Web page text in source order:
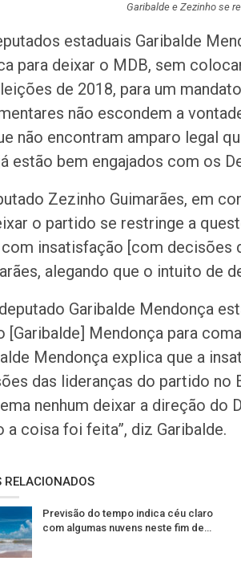
Garibalde e Zezinho se
estaduais Garibalde
para deixar o MDB, sem
de 2018, para um
não escondem a
não encontram amparo legal
estão bem engajados com os
Zezinho Guimarães, em
o partido se restringe a
insatisfação [com decisões
alegando que o intuito de
Garibalde Mendonça
[Garibalde] Mendonça para
Mendonça explica que a
das lideranças do partido no
nenhum deixar a direção do
a coisa foi feita”, diz Garibalde.
RELACIONADOS
Previsão do tempo indica céu claro
com algumas nuvens neste fim de…